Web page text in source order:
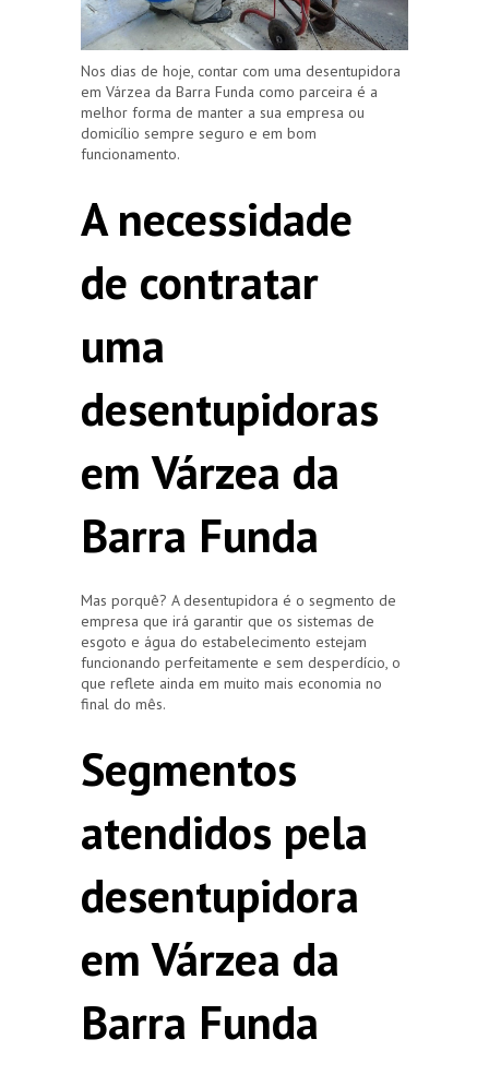
Nos dias de hoje, contar com uma desentupidora
em Várzea da Barra Funda como parceira é a
melhor forma de manter a sua empresa ou
domicílio sempre seguro e em bom
funcionamento.
A necessidade
de contratar
uma
desentupidoras
em Várzea da
Barra Funda
Mas porquê? A desentupidora é o segmento de
empresa que irá garantir que os sistemas de
esgoto e água do estabelecimento estejam
funcionando perfeitamente e sem desperdício, o
que reflete ainda em muito mais economia no
final do mês.
Segmentos
atendidos pela
desentupidora
em Várzea da
Barra Funda